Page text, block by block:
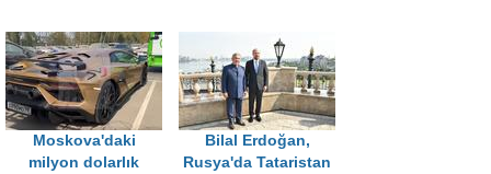
Moskova'daki
milyon dolarlık
Bilal Erdoğan,
Rusya'da Tataristan